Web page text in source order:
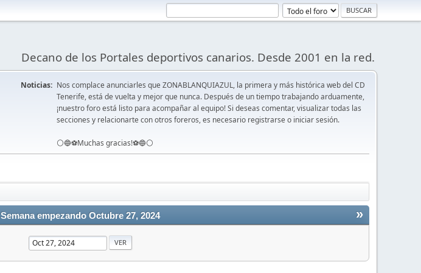
Decano de los Portales deportivos canarios. Desde 2001 en la red.
Noticias: Nos complace anunciarles que ZONABLANQUIAZUL, la primera y más histórica web del CD
Tenerife, está de vuelta y mejor que nunca. Después de un tiempo trabajando arduamente,
¡nuestro foro está listo para acompañar al equipo! Si deseas comentar, visualizar todas las
secciones y relacionarte con otros foreros, es necesario registrarse o iniciar sesión.
⚪️🔵⚽️Muchas gracias!⚽️🔵⚪️
»
Semana empezando Octubre 27, 2024